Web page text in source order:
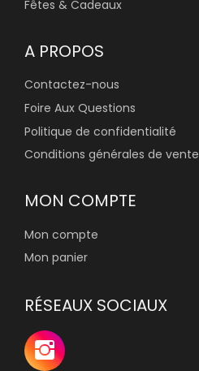
Fêtes & Cadeaux
A PROPOS
Contactez-nous
Foire Aux Questions
Politique de confidentialité
Conditions générales de vente
MON COMPTE
Mon compte
Mon panier
RÉSEAUX SOCIAUX